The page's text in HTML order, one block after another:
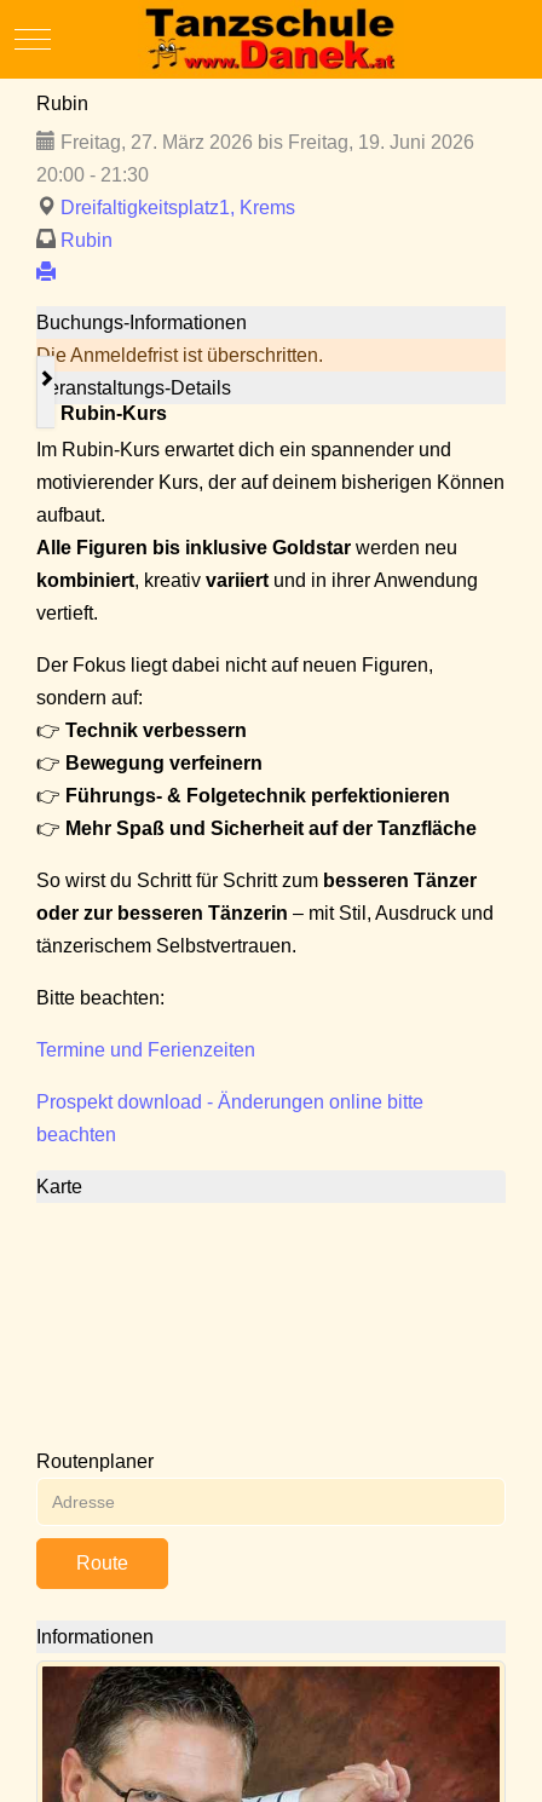
Mobile Menu Toggle
Rubin
Freitag, 27. März 2026 bis Freitag, 19. Juni 2026
20:00 - 21:30
Dreifaltigkeitsplatz1, Krems
Rubin
Buchungs-Informationen
Die Anmeldefrist ist überschritten.
Veranstaltungs-Details
Rubin-Kurs
Im Rubin-Kurs erwartet dich ein spannender und
motivierender Kurs, der auf deinem bisherigen Können
aufbaut.
Alle Figuren bis inklusive Goldstar werden neu
kombiniert, kreativ variiertund in ihrer Anwendung
vertieft.
Der Fokus liegt dabei nicht auf neuen Figuren,
sondern auf:
👉 Technik verbessern
👉 Bewegung verfeinern
👉 Führungs- & Folgetechnik perfektionieren
👉 Mehr Spaß und Sicherheit auf der Tanzfläche
So wirst du Schritt für Schritt zum besseren Tänzer
oder zur besseren Tänzerin – mit Stil, Ausdruck und
tänzerischem Selbstvertrauen.
Bitte beachten:
Termine und Ferienzeiten
Prospekt download - Änderungen online bitte
beachten
Karte
Routenplaner
Route
Informationen